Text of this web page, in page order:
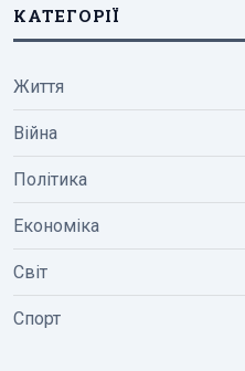
КАТЕГОРІЇ
Життя
Війна
Політика
Економіка
Світ
Спорт